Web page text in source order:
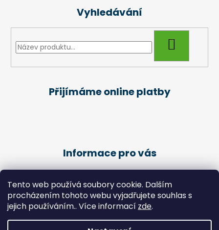
Tento web používá soubory cookie. Dalším
procházením tohoto webu vyjadřujete souhlas s
jejich používáním.. Více informací zde.
Vyhledávání
Přijímáme online platby
Informace pro vás
Podmínky ochrany osobních údajů
Kariéra
Péče o klienty - Pedikúra